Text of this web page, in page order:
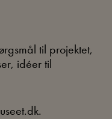
til projektet,
idéer til